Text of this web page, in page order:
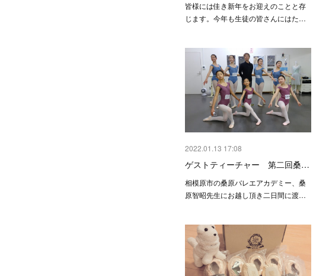
皆様には佳き新年をお迎えのことと存
じます。今年も生徒の皆さんにはた…
2022.01.13 17:08
ゲストティーチャー 第二回桑…
相模原市の桑原バレエアカデミー、桑
原智昭先生にお越し頂き二日間に渡…